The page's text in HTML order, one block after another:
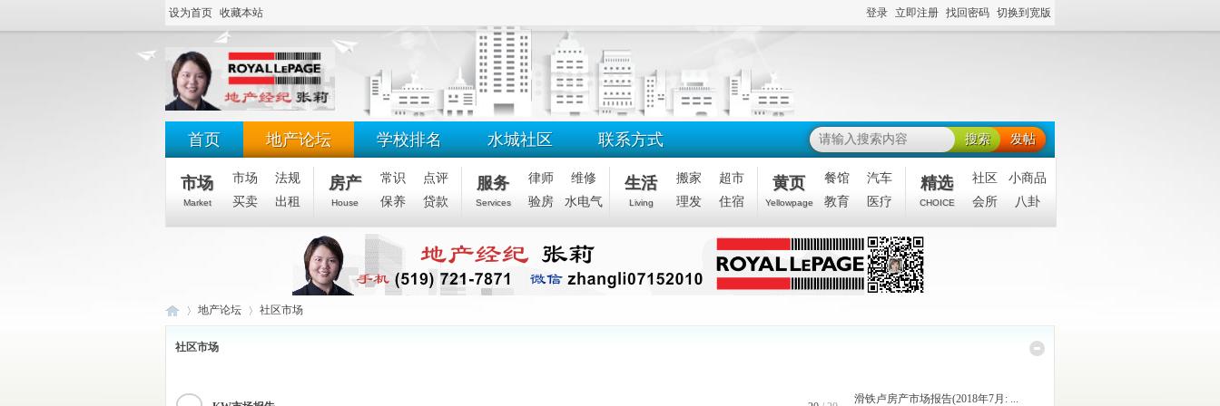
设为首页 收藏本站 登录 立即注册 找回密码 切换到宽版
首页 地产论坛 学校排名 水城社区 联系方式 搜索 发帖
市场
Market
市场
法规
买卖
出租
房产
House
常识
点评
保养
贷款
服务
Services
律师
维修
验房
水电气
生活
Living
搬家
超市
理发
住宿
黄页
Yellowpage
餐馆
汽车
教育
医疗
精选
CHOICE
社区
小商品
会所
八卦
地产论坛 社区市场
社区市场
滑铁卢房产市场报告(2018年7月: ...